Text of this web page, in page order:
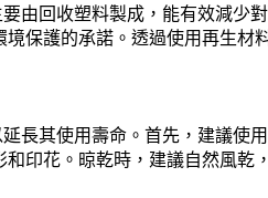
由回收塑料製成，能有效減少
保護的承諾。透過使用再生
長其使用壽命。首先，建議使
印花。晾乾時，建議自然風